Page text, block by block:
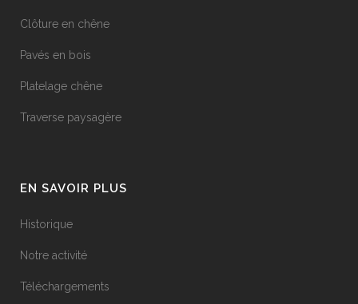
Clôture en chêne
Pavés en bois
Platelage chêne
Traverse paysagère
EN SAVOIR PLUS
Historique
Notre activité
Téléchargements